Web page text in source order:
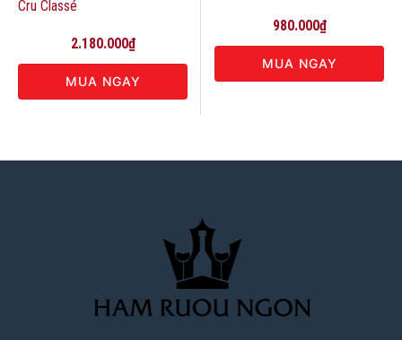
Cru Classé
2.180.000₫
MUA NGAY
980.000₫
MUA NGAY